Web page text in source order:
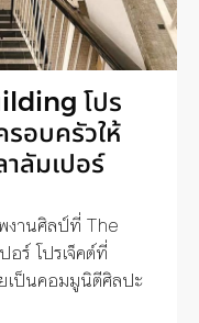
โปร
รอบครัวให้
ลัมเปอร์
งานศิลป์ที่ The
ร์ โปรเจ็คต์ที่
เป็นคอมมูนิตีศิลปะ